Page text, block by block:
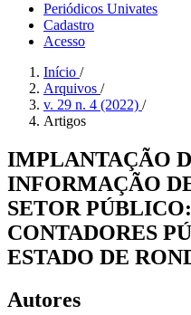
Periódicos Univates
Cadastro
Acesso
Início /
Arquivos /
v. 29 n. 4 (2022) /
Artigos
IMPLANTAÇÃO
INFORMAÇÃO
SETOR
CONTADORES
ESTADO DE
Autores